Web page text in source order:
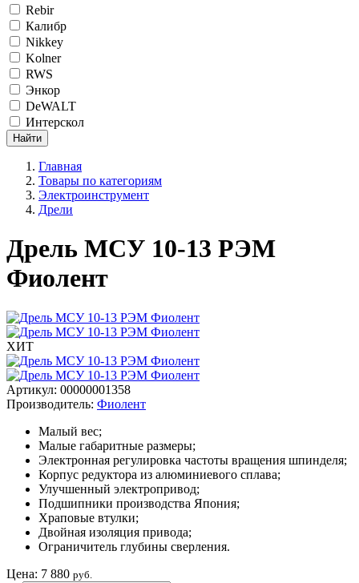
Rebir
Калибр
Nikkey
Kolner
RWS
Энкор
DeWALT
Интерскол
Главная
Товары по категориям
Электроинструмент
Дрели
Дрель МСУ 10-13 РЭМ
Фиолент
ХИТ
Артикул: 00000001358
Производитель: Фиолент
Малый вес;
Малые габаритные размеры;
Электронная регулировка частоты вращения шпинделя;
Корпус редуктора из алюминиевого сплава;
Улучшенный электропривод;
Подшипники производства Япония;
Храповые втулки;
Двойная изоляция привода;
Ограничитель глубины сверления.
Цена: 7 880 руб.